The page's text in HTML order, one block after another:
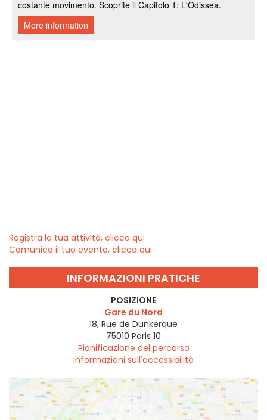
Registra la tua attività, clicca qui
Comunica il tuo evento, clicca qui
INFORMAZIONI PRATICHE
POSIZIONE
Gare du Nord
18, Rue de Dunkerque
75010 Paris 10
Pianificazione del percorso
Informazioni sull'accessibilità